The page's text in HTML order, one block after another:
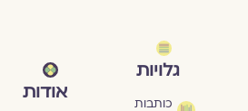
גלויות
כותבות אודות